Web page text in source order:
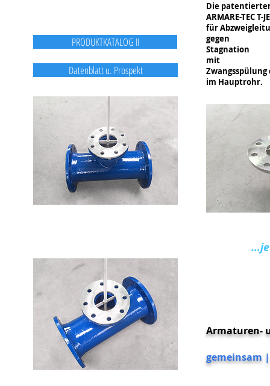
PRODUKTKATALOG II
Datenblatt u. Prospekt
Armaturen-
gemeinsam
Die
ARMARE-TEC T-
für
gegen
Stagnation
mit
im Hauptrohr.